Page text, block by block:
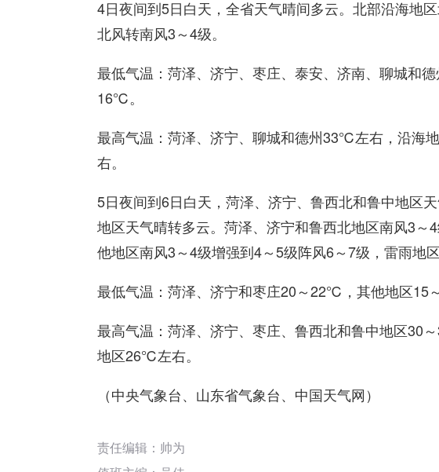
4日夜间到5日白天，全省天气晴间多云。北部沿海地
北风转南风3～4级。
最低气温：菏泽、济宁、枣庄、泰安、济南、聊城和
16℃。
最高气温：菏泽、济宁、聊城和德州33℃左右，沿
右。
5日夜间到6日白天，菏泽、济宁、鲁西北和鲁中地区
地区天气晴转多云。菏泽、济宁和鲁西北地区南风3～
他地区南风3～4级增强到4～5级阵风6～7级，雷雨地
最低气温：菏泽、济宁和枣庄20～22℃，其他地区15
最高气温：菏泽、济宁、枣庄、鲁西北和鲁中地区
地区26℃左右。
（中央气象台、山东省气象台、中国天气网）
责任编辑：帅为